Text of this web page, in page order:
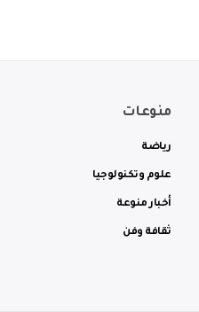
منوعات
رياضة
علوم وتكنولوجيا
أخبار منوعة
ثقافة وفن